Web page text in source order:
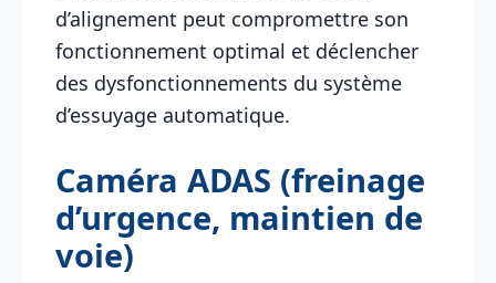
d’alignement peut compromettre son
fonctionnement optimal et déclencher
des dysfonctionnements du système
d’essuyage automatique.
Caméra ADAS (freinage
d’urgence, maintien de
voie)